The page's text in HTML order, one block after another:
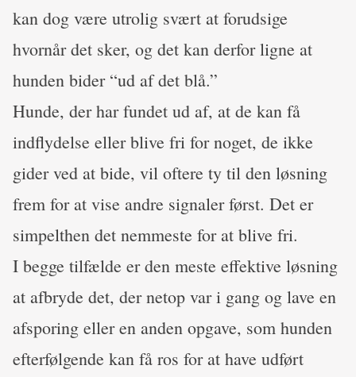
kan dog være utrolig svært at forudsige
hvornår det sker, og det kan derfor ligne at
hunden bider “ud af det blå.”
Hunde, der har fundet ud af, at de kan få
indflydelse eller blive fri for noget, de ikke
gider ved at bide, vil oftere ty til den løsning
frem for at vise andre signaler først. Det er
simpelthen det nemmeste for at blive fri.
I begge tilfælde er den meste effektive løsning
at afbryde det, der netop var i gang og lave en
afsporing eller en anden opgave, som hunden
efterfølgende kan få ros for at have udført